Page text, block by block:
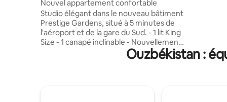
Nouvel appartement confortable
Studio élégant dans le nouveau bâtiment
Prestige Gardens, situé à 5 minutes de
l'aéroport et de la gare du Sud. - 1 lit King
Size - 1 canapé inclinable - Nouvellement
rénové - Il y a tout ce dont vous avez
besoin pour passer un séjour agréable :
9
Ouzbékistan :